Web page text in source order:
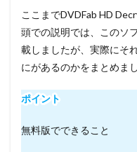
ここまでDVDFab HD
頭での説明では、このソ
載しましたが、実際にそ
にがあるのかをまとめまし
ポイント
無料版でできること